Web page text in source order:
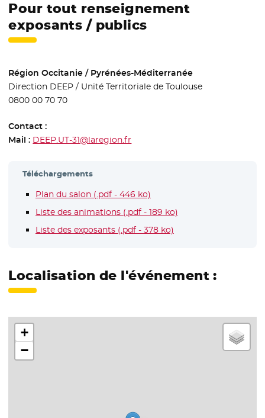
Pour tout renseignement
exposants / publics
Région Occitanie / Pyrénées-Méditerranée
Direction DEEP / Unité Territoriale de Toulouse
0800 00 70 70
Contact :
Mail : DEEP.UT-31@laregion.fr
Téléchargements
Plan du salon (.pdf - 446 ko)
Liste des animations (.pdf - 189 ko)
Liste des exposants (.pdf - 378 ko)
Localisation de l'événement :
+
−